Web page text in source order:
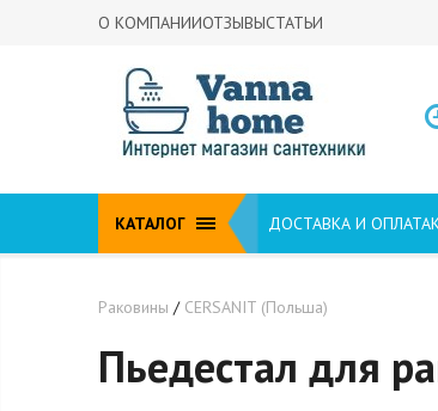
О КОМПАНИИОТЗЫВЫСТАТЬИ
КАТАЛОГ ДОСТАВКА И ОПЛАТА
Раковины / CERSANIT (Польша)
Пьедестал для